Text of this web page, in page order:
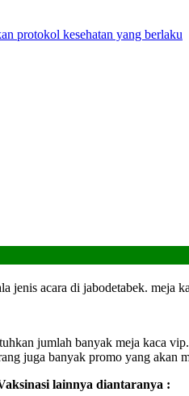
protokol kesehatan yang berlaku
acara di jabodetabek. meja
jumlah banyak meja kaca
juga banyak promo yang akan
lainnya diantaranya :